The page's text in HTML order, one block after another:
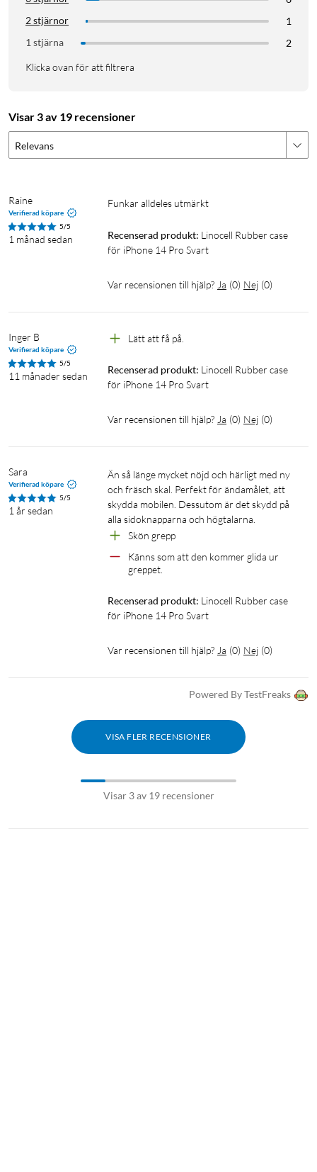
2 stjärnor
1
1 stjärna
2
Klicka ovan för att filtrera
Visar 3 av 19 recensioner
Relevans
Raine
Verifierad köpare
5/5
1 månad sedan
Funkar alldeles utmärkt
Recenserad produkt: Linocell Rubber case
för iPhone 14 Pro Svart
Var recensionen till hjälp? Ja (0) Nej (0)
Inger B
Verifierad köpare
5/5
11 månader sedan
Lätt att få på.
Recenserad produkt: Linocell Rubber case
för iPhone 14 Pro Svart
Var recensionen till hjälp? Ja (0) Nej (0)
Sara
Verifierad köpare
5/5
1 år sedan
Än så länge mycket nöjd och härligt med ny
och fräsch skal. Perfekt för ändamålet, att
skydda mobilen. Dessutom är det skydd på
alla sidoknapparna och högtalarna.
Skön grepp
Känns som att den kommer glida ur
greppet.
Recenserad produkt: Linocell Rubber case
för iPhone 14 Pro Svart
Var recensionen till hjälp? Ja (0) Nej (0)
Powered By TestFreaks
VISA FLER RECENSIONER
Visar 3 av 19 recensioner